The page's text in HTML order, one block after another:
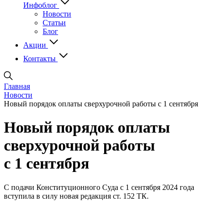
Инфоблог
Новости
Статьи
Блог
Акции
Контакты
Главная
Новости
Новый порядок оплаты сверхурочной работы с 1 сентября
Новый порядок оплаты
сверхурочной работы
с 1 сентября
С подачи Конституционного Суда с 1 сентября 2024 года
вступила в силу новая редакция ст. 152 ТК.